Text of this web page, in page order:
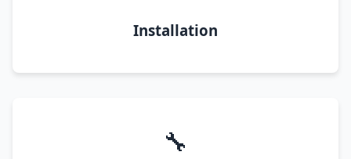
Installation
🔧